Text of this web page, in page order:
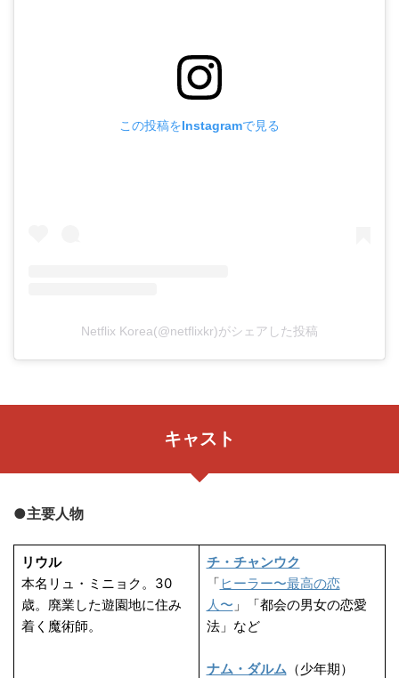
この投稿をInstagramで見る
Netflix Korea(@netflixkr)がシェアした投稿
キャスト
●主要人物
リウル
本名リュ・ミニョク。30
歳。廃業した遊園地に住み
着く魔術師。
チ・チャンウク
「 ヒーラー〜最高の恋
人〜 」「都会の男女の恋愛
法」など
ナム・ダルム （少年期）